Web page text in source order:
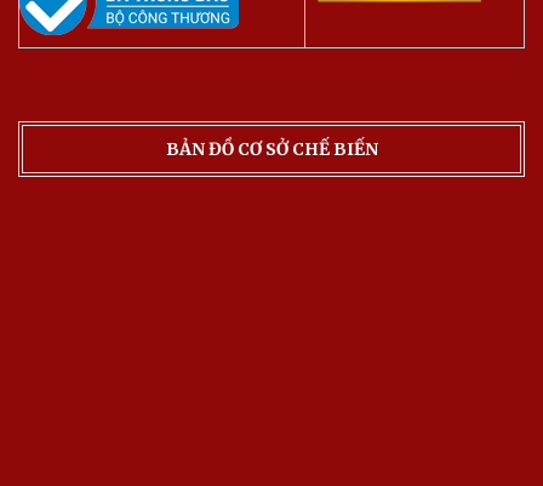
BẢN ĐỒ CƠ SỞ CHẾ BIẾN